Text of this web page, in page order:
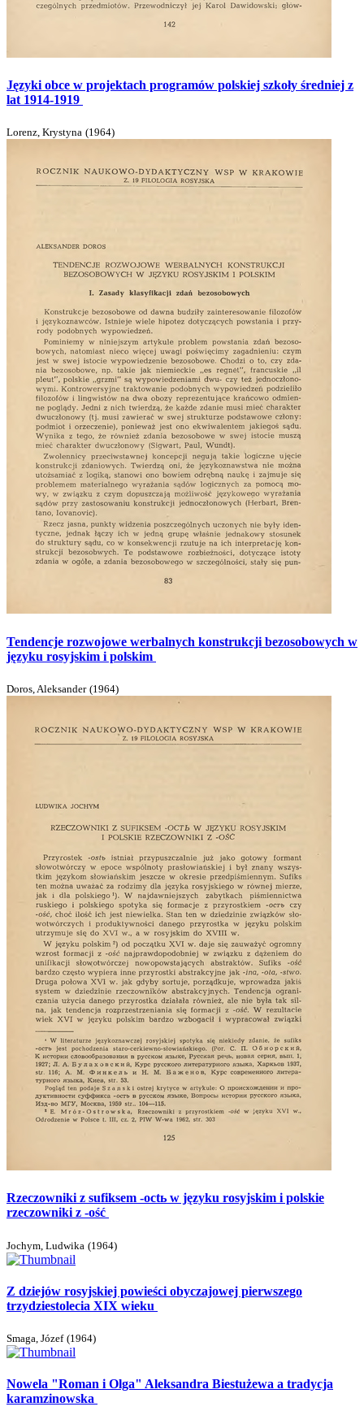
Języki obce w projektach programów polskiej szkoły średniej z
lat 1914-1919
Lorenz, Krystyna (1964)
Tendencje rozwojowe werbalnych konstrukcji bezosobowych w
języku rosyjskim i polskim
Doros, Aleksander (1964)
Rzeczowniki z sufiksem -octь w języku rosyjskim i polskie
rzeczowniki z -ość
Jochym, Ludwika (1964)
Z dziejów rosyjskiej powieści obyczajowej pierwszego
trzydziestolecia XIX wieku
Smaga, Józef (1964)
Nowela "Roman i Olga" Aleksandra Biestużewa a tradycja
karamzinowska